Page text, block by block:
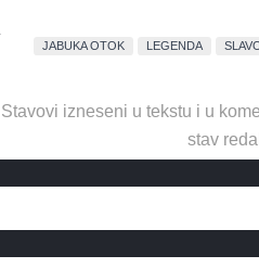
JABUKA OTOK LEGENDA
Stavovi izneseni u tekstu i u
stav